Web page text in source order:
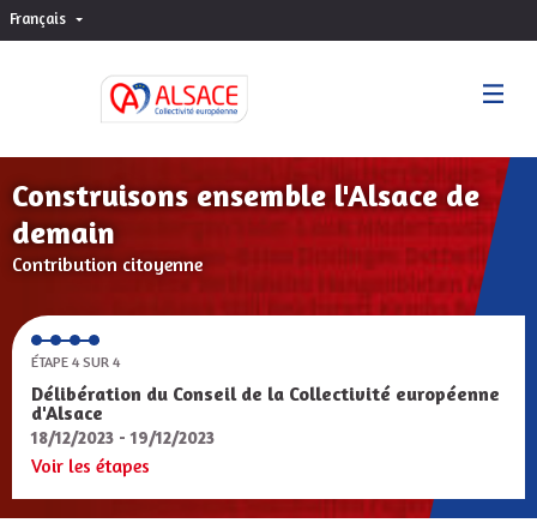
Français Choisir la langue
Construisons ensemble l'Alsace de
demain
Contribution citoyenne
ÉTAPE 4 SUR 4
Délibération du Conseil de la Collectivité européenne
d'Alsace
18/12/2023 - 19/12/2023
Voir les étapes